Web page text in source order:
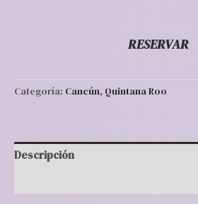
RESERVAR
Categoría: Cancún, Quintana Roo
Descripción